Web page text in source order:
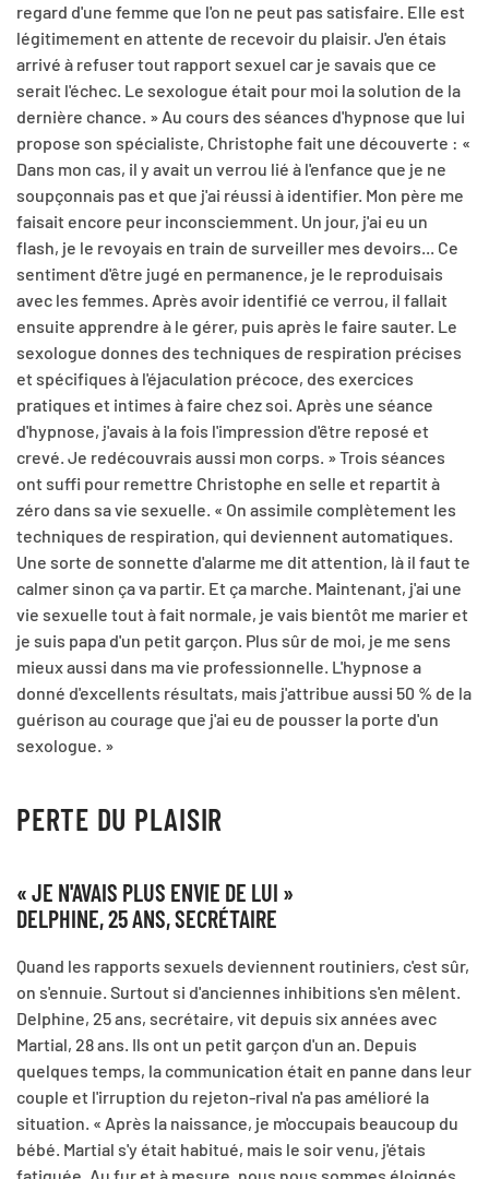
regard d'une femme que l'on ne peut pas satisfaire. Elle est
légitimement en attente de recevoir du plaisir. J'en étais
arrivé à refuser tout rapport sexuel car je savais que ce
serait l'échec. Le sexologue était pour moi la solution de la
dernière chance. » Au cours des séances d'hypnose que lui
propose son spécialiste, Christophe fait une découverte : «
Dans mon cas, il y avait un verrou lié à l'enfance que je ne
soupçonnais pas et que j'ai réussi à identifier. Mon père me
faisait encore peur inconsciemment. Un jour, j'ai eu un
flash, je le revoyais en train de surveiller mes devoirs... Ce
sentiment d'être jugé en permanence, je le reproduisais
avec les femmes. Après avoir identifié ce verrou, il fallait
ensuite apprendre à le gérer, puis après le faire sauter. Le
sexologue donnes des techniques de respiration précises
et spécifiques à l'éjaculation précoce, des exercices
pratiques et intimes à faire chez soi. Après une séance
d'hypnose, j'avais à la fois l'impression d'être reposé et
crevé. Je redécouvrais aussi mon corps. » Trois séances
ont suffi pour remettre Christophe en selle et repartit à
zéro dans sa vie sexuelle. « On assimile complètement les
techniques de respiration, qui deviennent automatiques.
Une sorte de sonnette d'alarme me dit attention, là il faut te
calmer sinon ça va partir. Et ça marche. Maintenant, j'ai une
vie sexuelle tout à fait normale, je vais bientôt me marier et
je suis papa d'un petit garçon. Plus sûr de moi, je me sens
mieux aussi dans ma vie professionnelle. L'hypnose a
donné d'excellents résultats, mais j'attribue aussi 50 % de la
guérison au courage que j'ai eu de pousser la porte d'un
sexologue. »
PERTE DU PLAISIR
« JE N'AVAIS PLUS ENVIE DE LUI »
DELPHINE, 25 ANS, SECRÉTAIRE
Quand les rapports sexuels deviennent routiniers, c'est sûr,
on s'ennuie. Surtout si d'anciennes inhibitions s'en mêlent.
Delphine, 25 ans, secrétaire, vit depuis six années avec
Martial, 28 ans. Ils ont un petit garçon d'un an. Depuis
quelques temps, la communication était en panne dans leur
couple et l'irruption du rejeton-rival n'a pas amélioré la
situation. « Après la naissance, je m'occupais beaucoup du
bébé. Martial s'y était habitué, mais le soir venu, j'étais